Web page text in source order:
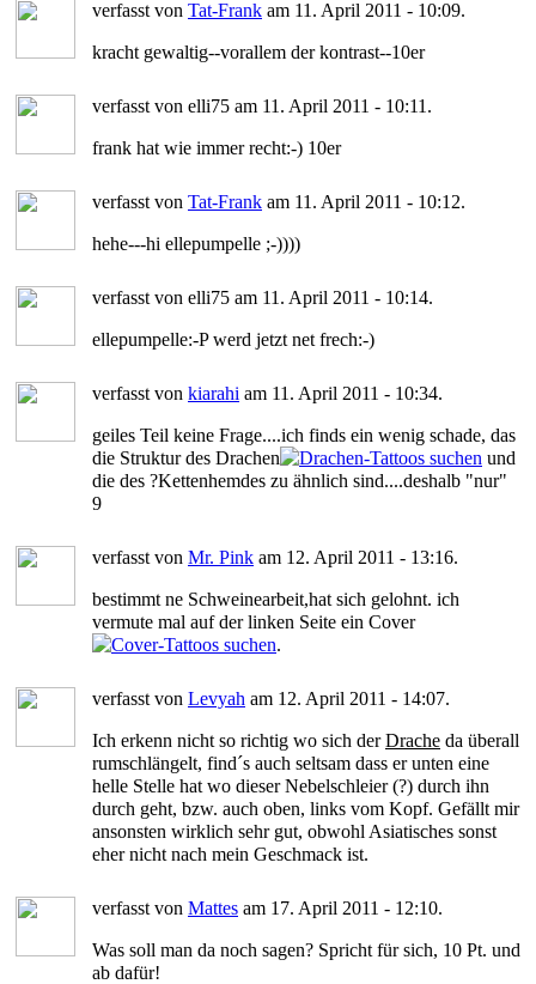
verfasst von Tat-Frank am 11. April 2011 - 10:09.
kracht gewaltig--vorallem der kontrast--10er
verfasst von elli75 am 11. April 2011 - 10:11.
frank hat wie immer recht:-) 10er
verfasst von Tat-Frank am 11. April 2011 - 10:12.
hehe---hi ellepumpelle ;-))))
verfasst von elli75 am 11. April 2011 - 10:14.
ellepumpelle:-P werd jetzt net frech:-)
verfasst von kiarahi am 11. April 2011 - 10:34.
geiles Teil keine Frage....ich finds ein wenig schade, das
die Struktur des Drachen
und
die des ?Kettenhemdes zu ähnlich sind....deshalb "nur"
9
verfasst von Mr. Pink am 12. April 2011 - 13:16.
bestimmt ne Schweinearbeit,hat sich gelohnt. ich
vermute mal auf der linken Seite ein Cover
.
verfasst von Levyah am 12. April 2011 - 14:07.
Ich erkenn nicht so richtig wo sich derDrache da überall
rumschlängelt, find´s auch seltsam dass er unten eine
helle Stelle hat wo dieser Nebelschleier (?) durch ihn
durch geht, bzw. auch oben, links vom Kopf. Gefällt mir
ansonsten wirklich sehr gut, obwohl Asiatisches sonst
eher nicht nach mein Geschmack ist.
verfasst von Mattes am 17. April 2011 - 12:10.
Was soll man da noch sagen? Spricht für sich, 10 Pt. und
ab dafür!